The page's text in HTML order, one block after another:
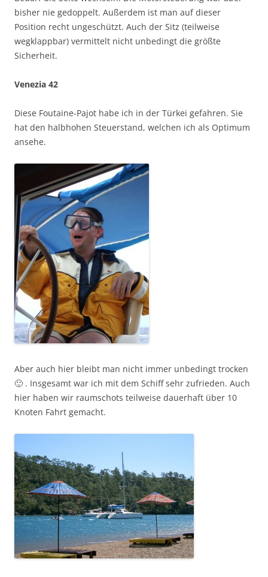
bisher nie gedoppelt. Außerdem ist man auf dieser
Position recht ungeschützt. Auch der Sitz (teilweise
wegklappbar) vermittelt nicht unbedingt die größte
Sicherheit.
Venezia 42
Diese Foutaine-Pajot habe ich in der Türkei gefahren. Sie
hat den halbhohen Steuerstand, welchen ich als Optimum
ansehe.
Aber auch hier bleibt man nicht immer unbedingt trocken
🙂 . Insgesamt war ich mit dem Schiff sehr zufrieden. Auch
hier haben wir raumschots teilweise dauerhaft über 10
Knoten Fahrt gemacht.